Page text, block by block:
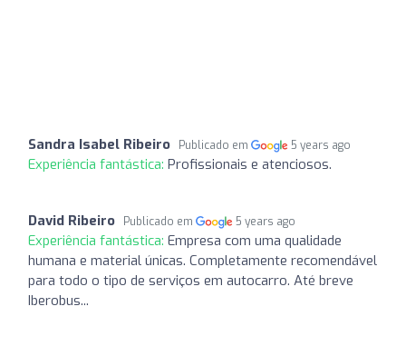
Sandra Isabel Ribeiro Publicado em 5 years ago
Experiência fantástica: Profissionais e atenciosos.
David Ribeiro Publicado em 5 years ago
Experiência fantástica: Empresa com uma qualidade
humana e material únicas. Completamente recomendável
para todo o tipo de serviços em autocarro. Até breve
Iberobus...